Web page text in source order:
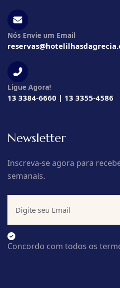
Nós Envie um Email
Ligue Agora!
13 3384-6660 | 13 3355-4586
Newsletter
Inscreva-se agora para
semanais.
Concordo com todos os